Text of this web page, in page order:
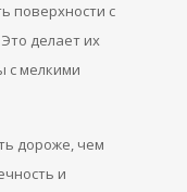
поверхности с
делает их
с мелкими
дороже, чем
и